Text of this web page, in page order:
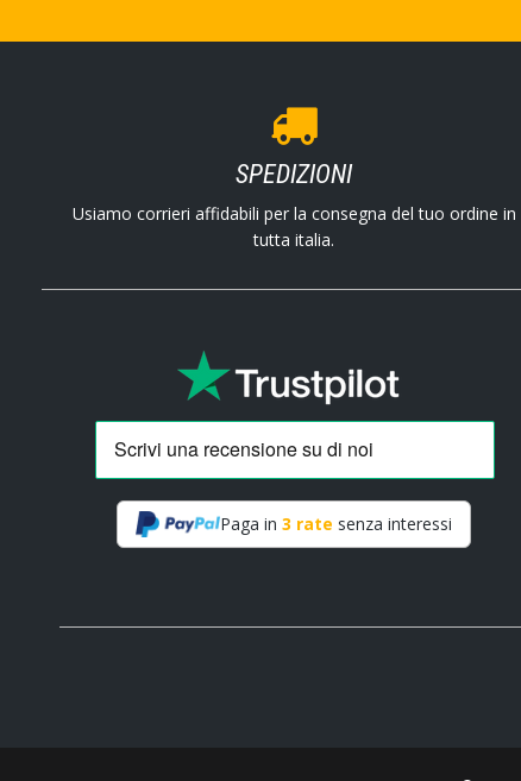
SPEDIZIONI
Usiamo corrieri affidabili per la consegna del tuo ordine in
tutta italia.
Paga in3 rate senza interessi